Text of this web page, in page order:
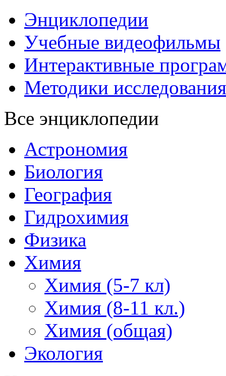
Энциклопедии
Учебные видеофильмы
Интерактивные
Методики исследования
Все энциклопедии
Астрономия
Биология
География
Гидрохимия
Физика
Химия
Химия (5-7 кл)
Химия (8-11 кл.)
Химия (общая)
Экология